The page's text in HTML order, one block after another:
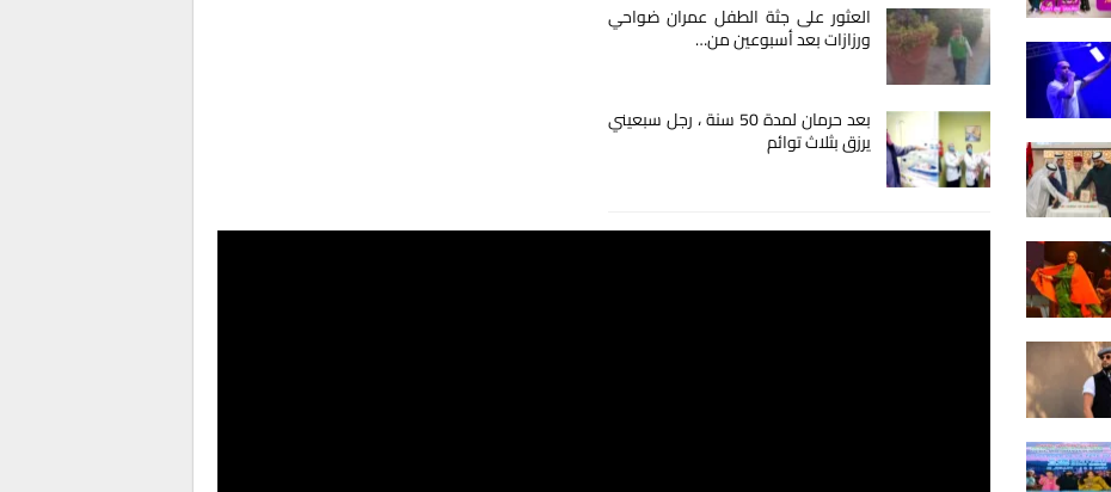
العثور على جثة الطفل عمران ضواحي
ورزازات بعد أسبوعين من…
بعد حرمان لمدة 50 سنة ، رجل سبعيني
يرزق بثلاث توائم